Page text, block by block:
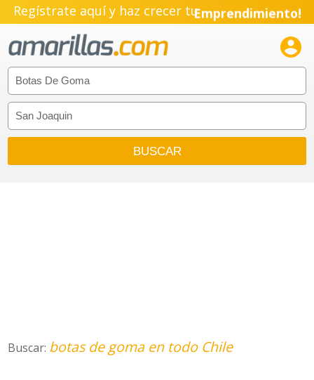
Regístrate aquí y haz crecer tuEmprendimiento!

Buscar: botas de goma en todo Chile